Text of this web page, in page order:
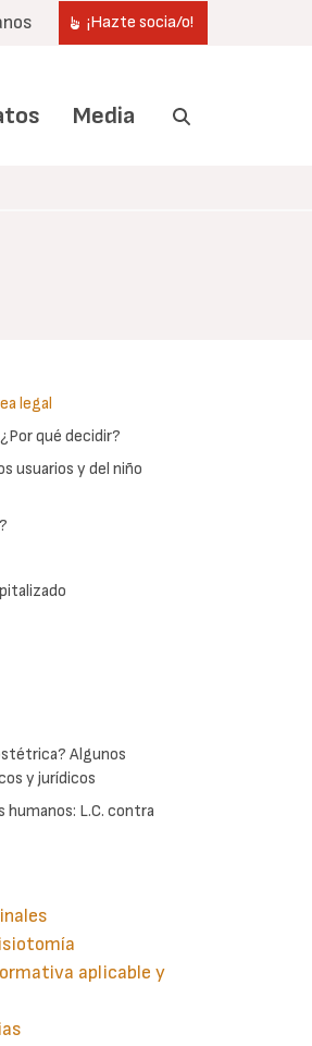
¡Hazte socia/o!
Media
legal
qué decidir?
usuarios y del niño
Algunos
y jurídicos
humanos: L.C. contra
aplicable y